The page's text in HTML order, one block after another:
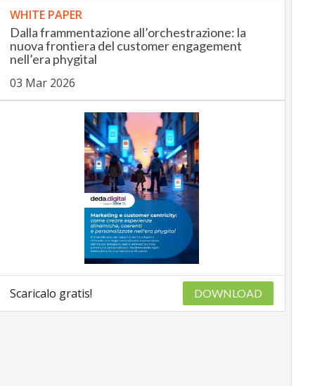
WHITE PAPER
Dalla frammentazione all’orchestrazione: la
nuova frontiera del customer engagement
nell’era phygital
03 Mar 2026
Scaricalo gratis! DOWNLOAD